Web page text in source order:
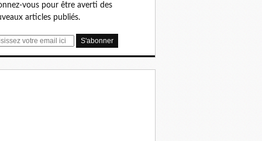
vous pour être averti des
articles publiés.